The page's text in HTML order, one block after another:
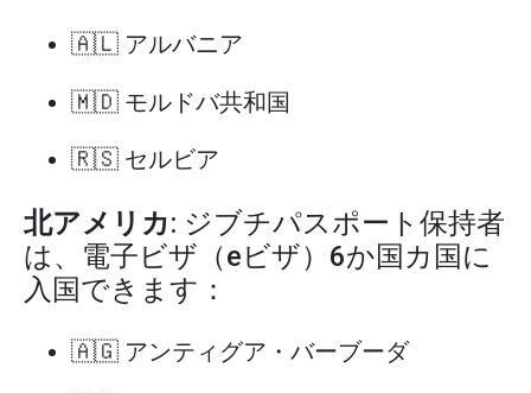
🇦🇱 アルバニア
🇲🇩 モルドバ共和国
🇷🇸 セルビア
北アメリカ: ジブチパスポート保持者
は、電子ビザ（eビザ）6か国カ国に
入国できます：
🇦🇬 アンティグア・バーブーダ